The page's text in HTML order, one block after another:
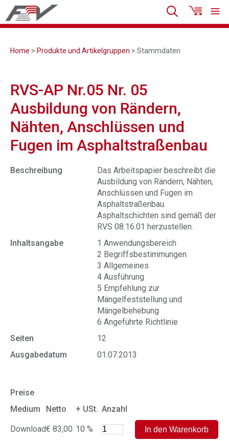
Home > Produkte und Artikelgruppen > Stammdaten
RVS-AP Nr.05 Nr. 05
Ausbildung von Rändern,
Nähten, Anschlüssen und
Fugen im Asphaltstraßenbau
Beschreibung
Das Arbeitspapier beschreibt die
Ausbildung von Rändern, Nähten,
Anschlüssen und Fugen im
Asphaltstraßenbau.
Asphaltschichten sind gemäß der
RVS 08.16.01 herzustellen.
Inhaltsangabe
1 Anwendungsbereich
2 Begriffsbestimmungen
3 Allgemeines
4 Ausführung
5 Empfehlung zur
Mängelfeststellung und
Mängelbehebung
6 Angeführte Richtlinie
Seiten
12
Ausgabedatum
01.07.2013
Preise
Medium
Netto + USt. Anzahl
Download€ 83,00 10 %